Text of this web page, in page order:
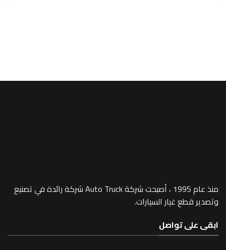
منذ عام 1995 ، أصبحت شركة Auto Truck شركة رائدة في تصنيع
غيار السيارات.
تواصل